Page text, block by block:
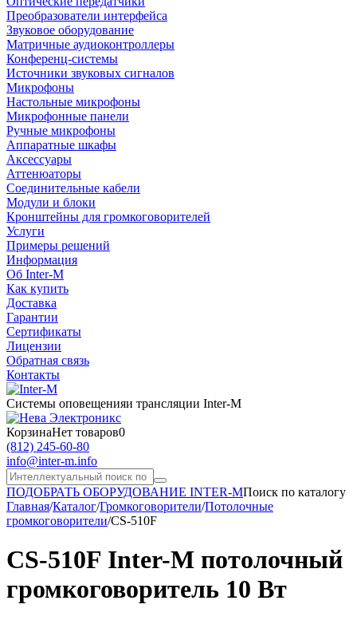
Преобразователи интерфейса
Звуковое оборудование
Матричные аудиоконтроллеры
Конференц-системы
Источники звуковых сигналов
Микрофоны
Настольные микрофоны
Микрофонные панели
Ручные микрофоны
Аппаратные шкафы
Аксессуары
Аттенюаторы
Соединительные кабели
Модули и блоки
Кронштейны для громкоговорителей
Услуги
Примеры решений
Информация
Об Inter-M
Как купить
Доставка
Гарантии
Сертификаты
Лицензии
Обратная связь
Контакты
Системы оповещенияи трансляции Inter-M
КорзинаНет товаров0
(812) 245-60-80
info@inter-m.info
ПОДОБРАТЬ ОБОРУДОВАНИЕ INTER-MПоиск по каталогу
Главная/Каталог/Громкоговорители/Потолочные
громкоговорители/CS-510F
CS-510F Inter-M потолочный
громкоговоритель 10 Вт